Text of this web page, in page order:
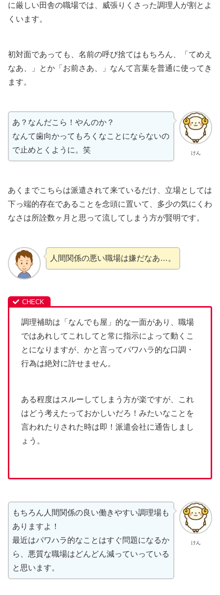
に厳しい田舎の職場では、威張りくさった調理人が割とよ
くいます。
初対面であっても、名前の呼び捨てはもちろん、「てめえ
なあ、」とか「お前さあ、」なんて言葉を普通に使ってき
ます。
けん
あ？なんだこら！やんのか？
なんて歯向かってもろくなことにならないの
で止めとくように。笑
あくまでこちらは派遣されて来ているだけ、立場としては
下っ端的存在であることを念頭に置いて、多少の気にくわ
なさは所詮数ヶ月と思って流してしまう方が賢明です。
人間関係の悪い職場は嫌だなあ…。
調理補助は「なんでも屋」的な一面があり、職場
ではあれしてこれしてと常に指示によって動くこ
とになりますが、かと言ってパワハラ的な口調・
行為は絶対に許せません。
ある程度はスルーしてしまう方が楽ですが、これ
はどう考えたっておかしいだろ！みたいなことを
言われたりされた時は即！派遣会社に通告しまし
ょう。
けん
もちろん人間関係の良い働きやすい調理場も
ありますよ！
最近はパワハラ的なことはすぐ問題になるか
ら、悪質な職場はどんどん減っていっている
と思います。